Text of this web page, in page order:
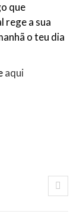
que
rege a sua
o teu dia
aqui